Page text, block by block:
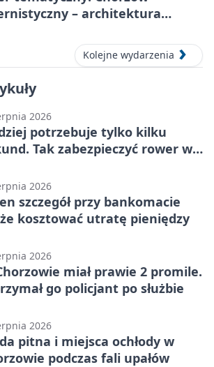
– architektura
Kolejne wydarzenia
2026
potrzebuje tylko kilku
Tak zabezpieczyć rower w
2026
szczegół przy bankomacie
kosztować utratę pieniędzy
2026
miał prawie 2 promile.
go policjant po służbie
2026
pitna i miejsca ochłody w
podczas fali upałów